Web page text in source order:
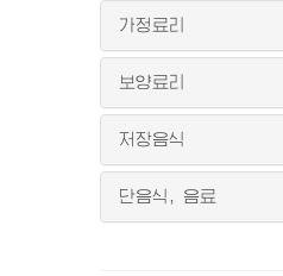
가정료리
보양료리
저장음식
단음식, 음료